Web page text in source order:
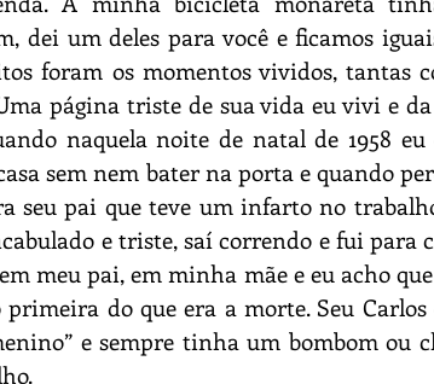
dei um deles para você e ficamos
foram os momentos vividos, tantas
página triste de sua vida eu vivi e
naquela noite de natal de 1958
sem nem bater na porta e quando
seu pai que teve um infarto no
e triste, saí correndo e fui para
meu pai, em minha mãe e eu acho
primeira do que era a morte. Seu
e sempre tinha um bombom ou